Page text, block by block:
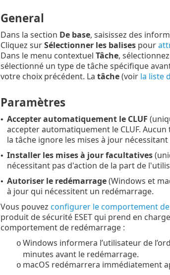
General
Dans la section De base, saisissez des
Cliquez surSélectionner les balisespour
Dans le menu contextuel Tâche,
sélectionné un type de tâche spécifique
votre choix précédent. La tâche(voir la liste
Paramètres
• Accepter automatiquement le CLUF
accepter automatiquement le CLUF.
la tâche ignore les mises à jour nécessitant
• Installer les mises à jour facultatives
nécessitant pas d'action de la part de
• Autoriser le redémarrage(Windows et
à jour qui nécessitent un redémarrage.
Vous pouvez configurer le comportement
produit de sécurité ESET qui prend en
comportement de redémarrage :
o Windows informera l’utilisateur de
minutes avant le redémarrage.
o macOS redémarrera immédiatement